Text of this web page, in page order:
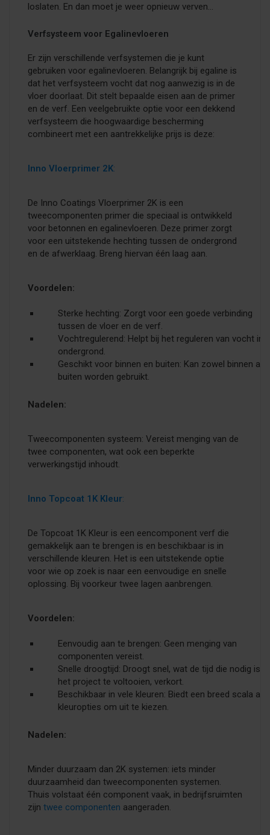
loslaten. En dan moet je weer opnieuw verven...
Verfsysteem voor Egalinevloeren
Er zijn verschillende verfsystemen die je kunt
gebruiken voor egalinevloeren. Belangrijk bij egaline is
dat het verfsysteem vocht dat nog aanwezig is in de
vloer doorlaat. Dit stelt bepaalde eisen aan de primer
en de verf. Een veelgebruikte optie voor een dekkend
verfsysteem die hoogwaardige bescherming
combineert met een aantrekkelijke prijs is deze:
Inno Vloerprimer 2K:
De Inno Coatings Vloerprimer 2K is een
tweecomponenten primer die speciaal is ontwikkeld
voor betonnen en egalinevloeren. Deze primer zorgt
voor een uitstekende hechting tussen de ondergrond
en de afwerklaag. Breng hiervan één laag aan.
Voordelen:
Sterke hechting: Zorgt voor een goede verbinding
tussen de vloer en de verf.
Vochtregulerend: Helpt bij het reguleren van vocht in
ondergrond.
Geschikt voor binnen en buiten: Kan zowel binnen als
buiten worden gebruikt.
Nadelen:
Tweecomponenten systeem: Vereist menging van de
twee componenten, wat ook een beperkte
verwerkingstijd inhoudt.
Inno Topcoat 1K Kleur:
De Topcoat 1K Kleur is een eencomponent verf die
gemakkelijk aan te brengen is en beschikbaar is in
verschillende kleuren. Het is een uitstekende optie
voor wie op zoek is naar een eenvoudige en snelle
oplossing. Bij voorkeur twee lagen aanbrengen.
Voordelen:
Eenvoudig aan te brengen: Geen menging van
componenten vereist.
Snelle droogtijd: Droogt snel, wat de tijd die nodig is
het project te voltooien, verkort.
Beschikbaar in vele kleuren: Biedt een breed scala aan
kleuropties om uit te kiezen.
Nadelen:
Minder duurzaam dan 2K systemen: iets minder
duurzaamheid dan tweecomponenten systemen.
Thuis volstaat één component vaak, in bedrijfsruimten
zijn twee componenten aangeraden.